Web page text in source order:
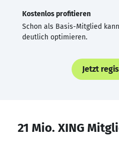
Kostenlos profitieren
Schon als Basis-Mitglied
deutlich optimieren.
Jetzt
21 Mio. XING